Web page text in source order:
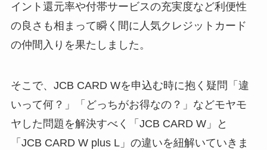
イント還元率や付帯サービスの充実度など利便性
の良さも相まって瞬く間に人気クレジットカード
の仲間入りを果たしました。
そこで、JCB CARD Wを申込む時に抱く疑問「違
いって何？」「どっちがお得なの？」などモヤモ
ヤした問題を解決すべく「 JCB CARD W」と
「 JCB CARD W plus L」の違いを紐解いていきま